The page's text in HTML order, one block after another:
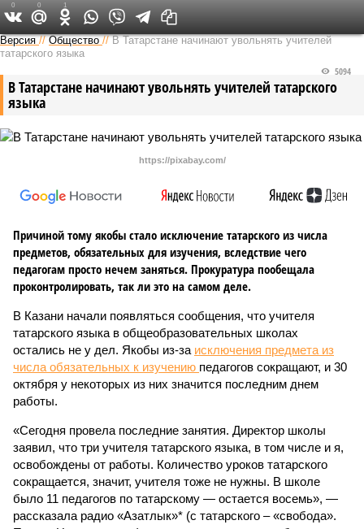
Версия в Татарстане
Версия //Общество //В Татарстане начинают увольнять учителей
татарского языка
В Татарстане начинают увольнять учителей татарского
языка
5094
https://pixabay.com/
Причиной тому якобы стало исключение татарского из числа
предметов, обязательных для изучения, вследствие чего
педагогам просто нечем заняться. Прокуратура пообещала
проконтролировать, так ли это на самом деле.
В Казани начали появляться сообщения, что учителя
татарского языка в общеобразовательных школах
остались не у дел. Якобы из-за исключения предмета из
числа обязательных к изучению педагогов сокращают, и 30
октября у некоторых из них значится последним днем
работы.
«Сегодня провела последние занятия. Директор школы
заявил, что три учителя татарского языка, в том числе и я,
освобождены от работы. Количество уроков татарского
сокращается, значит, учителя тоже не нужны. В школе
было 11 педагогов по татарскому — остается восемь», —
рассказала радио «Азатлык»* (с татарского – «свобода».
0 0 1